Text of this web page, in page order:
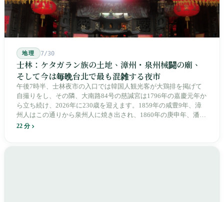
地理 7/30
士林：ケタガラン族の土地、漳州・泉州械闘の廟、
そして今は毎晩台北で最も混雑する夜市
午後7時半、士林夜市の入口では韓国人観光客が大鶏排を掲げて
自撮りをし、その隣、大南路84号の慈諴宮は1796年の嘉慶元年か
ら立ち続け、2026年に230歳を迎えます。1859年の咸豊9年、漳
州人はこの通りから泉州人に焼き出され、1860年の庚申年、潘永
清は下樹林に大東路・大南路・大西路・大北路という四本の整然
22 分